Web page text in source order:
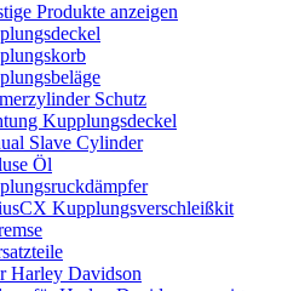
Produkte anzeigen
Schutz
Kupplungsdeckel
Slave Cylinder
Öl
Kupplungsverschleißkit
Harley Davidson